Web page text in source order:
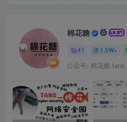
棉花糖
41 1.5W+
公众号: 棉花糖 fans